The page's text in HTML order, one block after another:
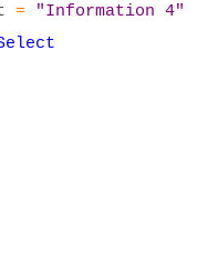
=
"Information 4"